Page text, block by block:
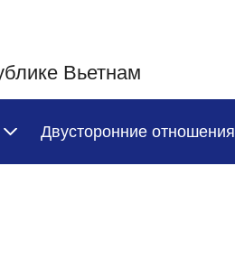
Вьетнам
Двусторонние отношения